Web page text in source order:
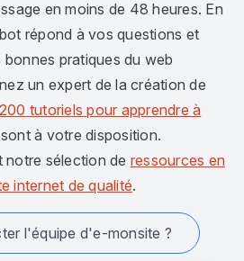
en moins de 48 heures. En
répond à vos questions et
pratiques du web
un expert de la création de
200 tutoriels pour apprendre à
sont à votre disposition.
notre sélection de ressources en
internet de qualité.
l'équipe d'e-monsite ?